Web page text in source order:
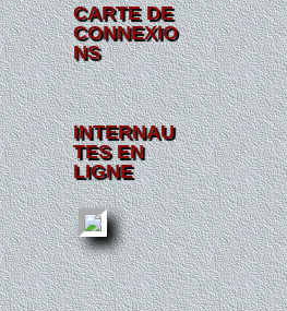
CARTE DE
CONNEXIO
NS
INTERNAU
TES EN
LIGNE